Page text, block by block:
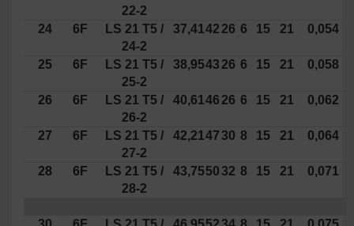
22-2
24 6F LS 21 T5 /
24-2
37,414226 6 15 21 0,054
25 6F LS 21 T5 /
25-2
38,954326 6 15 21 0,058
26 6F LS 21 T5 /
26-2
40,614626 6 15 21 0,062
27 6F LS 21 T5 /
27-2
42,214730 8 15 21 0,064
28 6F LS 21 T5 /
28-2
43,755032 8 15 21 0,071